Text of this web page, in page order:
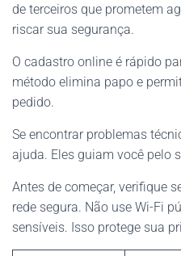
de terceiros que prometem
riscar sua segurança.
O cadastro online é rápido
método elimina papo e
pedido.
Se encontrar problemas
ajuda. Eles guiam você pelo
Antes de começar, verifique
rede segura. Não use Wi-Fi
sensíveis. Isso protege sua